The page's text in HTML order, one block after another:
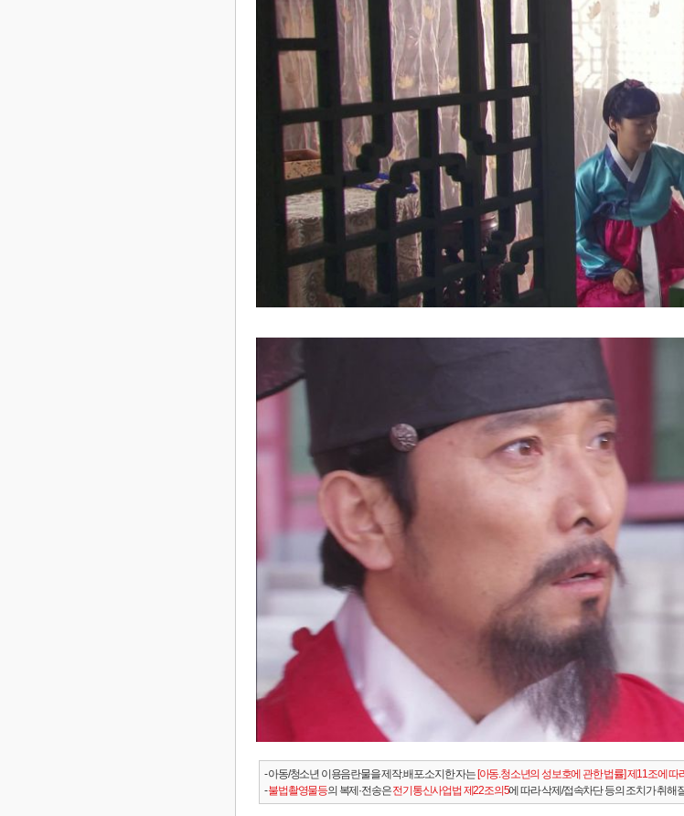
- 아동/청소년 이용음란물을 제작.배포.소지한 자는[아동.청소년의 성보호에 관한 법률] 제11조에 따
-불법촬영물등의 복제·전송은전기통신사업법 제22조의5에 따라 삭제/접속차단 등의 조치가 취해